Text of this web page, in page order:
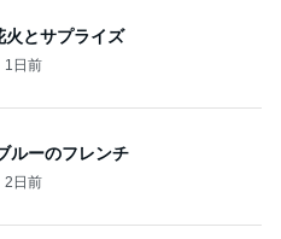
火とサプライズ
1日前
ルーのフレンチ
2日前